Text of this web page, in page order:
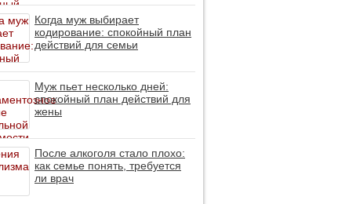
Когда муж выбирает
кодирование: спокойный план
действий для семьи
Муж пьет несколько дней:
спокойный план действий для
жены
После алкоголя стало плохо:
как семье понять, требуется
ли врач